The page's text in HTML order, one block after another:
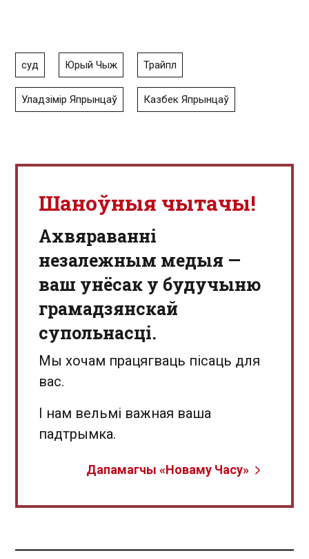
суд Юрый Чыж Трайпл
Уладзімір Япрынцаў Казбек Япрынцаў
Шаноўныя чытачы!
Aхвяраванні
незалежным медыя —
ваш унёсак у будучыню
грамадзянскай
супольнасці.
Мы хочам працягваць пісаць для
вас.
І нам вельмі важная ваша
падтрымка.
Дапамагчы «Новаму Часу»